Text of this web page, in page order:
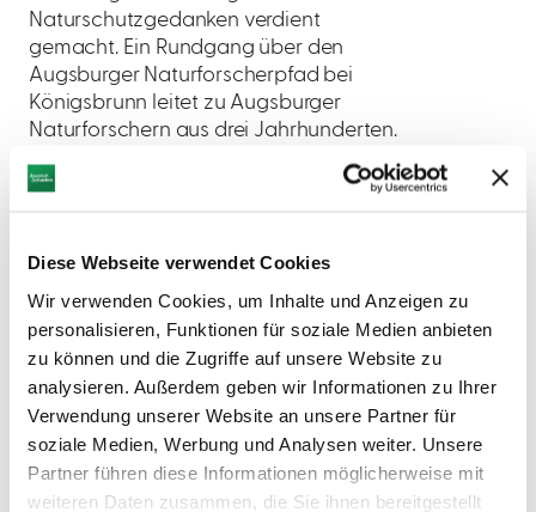
Diese Webseite verwendet Cookies
Wir verwenden Cookies, um Inhalte und Anzeigen zu
personalisieren, Funktionen für soziale Medien anbieten
zu können und die Zugriffe auf unsere Website zu
analysieren. Außerdem geben wir Informationen zu Ihrer
Verwendung unserer Website an unsere Partner für
soziale Medien, Werbung und Analysen weiter. Unsere
Partner führen diese Informationen möglicherweise mit
weiteren Daten zusammen, die Sie ihnen bereitgestellt
Naturschutzgedanken verdient
gemacht. Ein Rundgang über den
Augsburger Naturforscherpfad bei
Königsbrunn leitet zu Augsburger
Naturforschern aus drei Jahrhunderten.
AUF DER KARTE ANZEIGEN